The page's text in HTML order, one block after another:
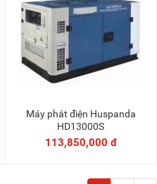
Thêm vào giỏ
Máy phát điện Huspanda
HD13000S
113,850,000 đ